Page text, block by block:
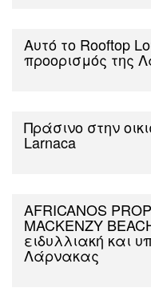
Αυτό το Rooftop
προορισμός της
Πράσινο στην
Larnaca
AFRICANOS
MACKENZY
ειδυλλιακή και
Λάρνακας